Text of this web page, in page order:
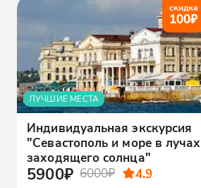
скидка
100₽
ЛУЧШИЕ МЕСТА
Индивидуальная экскурсия
"Севастополь и море в лучах
заходящего солнца"
5900₽ 6000₽ 4.9